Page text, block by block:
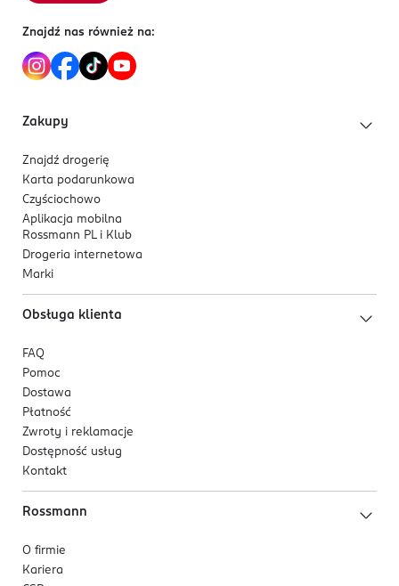
Znajdź nas również na:
Zakupy
Znajdź drogerię
Karta podarunkowa
Czyściochowo
Aplikacja mobilna
Rossmann PL i Klub
Drogeria internetowa
Marki
Obsługa klienta
FAQ
Pomoc
Dostawa
Płatność
Zwroty i reklamacje
Dostępność usług
Kontakt
Rossmann
O firmie
Kariera